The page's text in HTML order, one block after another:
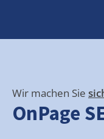
Wir machen Sie
OnPage